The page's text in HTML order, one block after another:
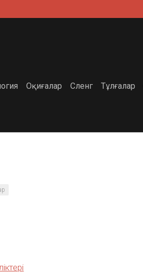
Оқиғалар Сленг Тұлғалар